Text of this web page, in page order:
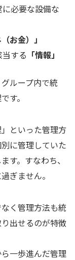
必要な設備な
（お金）」
する 「情報」
ループ内で統
す。
といった管理方
に管理していた
す。すなわち、
ぎません。
く管理方法も統
出せるのが特徴
一歩進んだ管理